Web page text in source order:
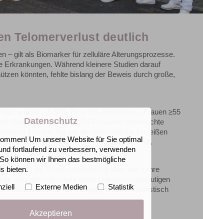
Telomerverlust deutlich
– gilt als Biomarker für zelluläre Alterungsprozesse.
Während kleinere Studien darauf
könnten, fehlte bislang der Beweis durch große,
wurden 25.871 ältere US-Amerikaner (Frauen ≥55
Eine Teilstudie mit 1.054 Personen untersuchte
pro Tag auf die Telomerlänge in weißen
4 Jahren mittels PCR-Methode ermittelt.
D3 die Telomerverkürzung über vier Jahre
Veränderung zeigte einen statistisch eindeutigen
Fettsäuren allein hatte hingegen keinen statistisch
Datenschutz
Um unsere Website für Sie optimal
fortlaufend zu verbessern, verwenden
können wir Ihnen das bestmögliche
bieten.
Externe Medien Statistik
Akzeptieren